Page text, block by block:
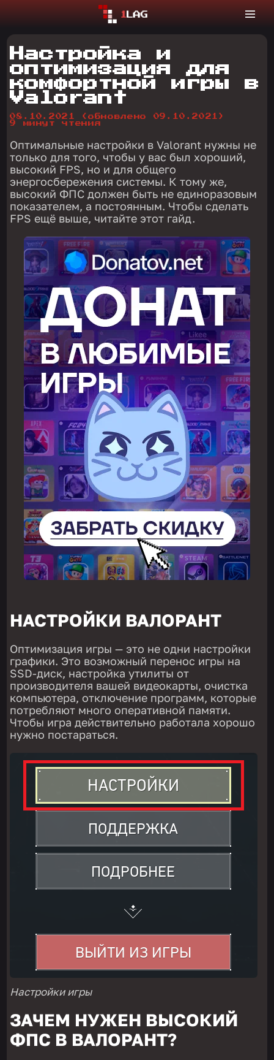
Настройка и
оптимизация для
комфортной игры в
Valorant
08.10.2021
(обновлено 09.10.2021)
9 минут чтения
Оптимальные настройки в Valorant нужны не
только для того, чтобы у вас был хороший,
высокий FPS, но и для общего
энергосбережения системы. К тому же,
высокий ФПС должен быть не единоразовым
показателем, а постоянным. Чтобы сделать
FPS ещё выше, читайте этот гайд.
НАСТРОЙКИ ВАЛОРАНТ
Оптимизация игры — это не одни настройки
графики. Это возможный перенос игры на
SSD-диск, настройка утилиты от
производителя вашей видеокарты, очистка
компьютера, отключение программ, которые
потребляют много оперативной памяти.
Чтобы игра действительно работала хорошо
нужно постараться.
Настройки игры
ЗАЧЕМ НУЖЕН ВЫСОКИЙ
ФПС В ВАЛОРАНТ?